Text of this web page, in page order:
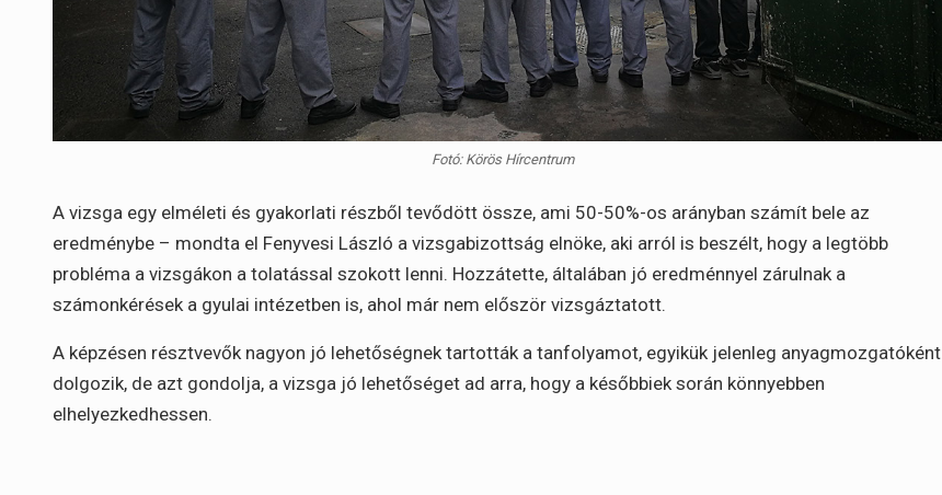
Fotó: Körös Hírcentrum
A vizsga egy elméleti és gyakorlati részből tevődött össze, ami 50-50%-os arányban számít bele az
eredménybe – mondta el Fenyvesi László a vizsgabizottság elnöke, aki arról is beszélt, hogy a legtöbb
probléma a vizsgákon a tolatással szokott lenni. Hozzátette, általában jó eredménnyel zárulnak a
számonkérések a gyulai intézetben is, ahol már nem először vizsgáztatott.
A képzésen résztvevők nagyon jó lehetőségnek tartották a tanfolyamot, egyikük jelenleg anyagmozgatóként
dolgozik, de azt gondolja, a vizsga jó lehetőséget ad arra, hogy a későbbiek során könnyebben
elhelyezkedhessen.